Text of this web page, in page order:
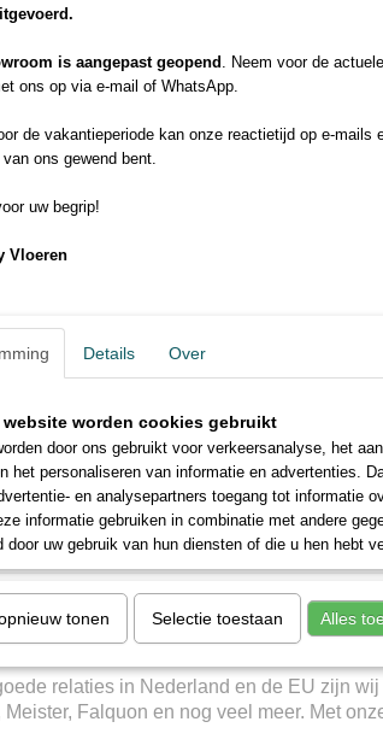
TECHNISCHE GEGEVENS
Breedte
400cm
Totaal gewicht 2.700 gr/m²
Adviesprijs
Bijzonderheid
Comfort
Eco
Milieuvriendelijk
de scherpste prijzen uit Nederland.
en Meister!
relaties in Nederland en de EU zijn
Falquon en nog veel meer. Met
is aangepast geopend . Neem voor de
ons op via e-mail of WhatsApp.
de vakantieperiode kan onze reactietijd op e-mails
ons gewend bent.
uw begrip!
Vloeren
Details Over
website worden cookies gebruikt
door ons gebruikt voor verkeersanalyse, het
het personaliseren van informatie en advertenties.
en analysepartners toegang tot informatie
informatie gebruiken in combinatie met andere
door uw gebruik van hun diensten of die u hen hebt
tonen Selectie toestaan Alles